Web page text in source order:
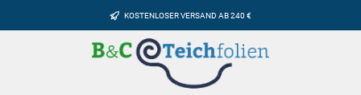
KOSTENLOSER VERSAND AB 240 €